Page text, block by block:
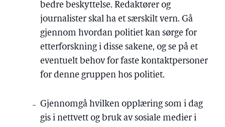
bedre beskyttelse. Redaktører og
journalister skal ha et særskilt vern. Gå
gjennom hvordan politiet kan sørge for
etterforskning i disse sakene, og se på et
eventuelt behov for faste kontaktpersoner
for denne gruppen hos politiet.
Gjennomgå hvilken opplæring som i dag
gis i nettvett og bruk av sosiale medier i